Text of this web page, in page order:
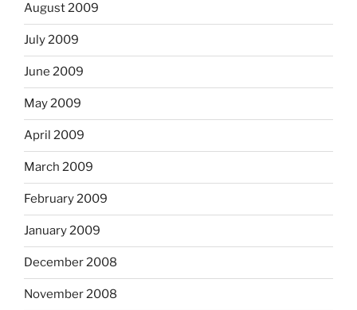
August 2009
July 2009
June 2009
May 2009
April 2009
March 2009
February 2009
January 2009
December 2008
November 2008